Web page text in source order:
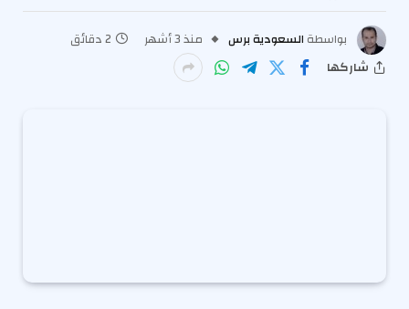
بواسطة السعودية برس منذ 3 أشهر
2 دقائق
شاركها